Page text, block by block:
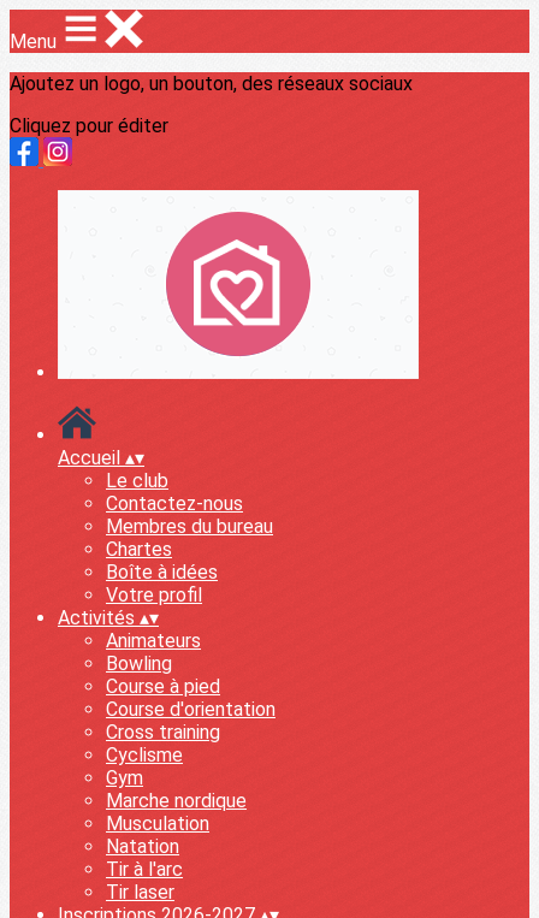
Menu
Ajoutez un logo, un bouton, des réseaux sociaux
Cliquez pour éditer
Accueil ▴▾
Le club
Contactez-nous
Membres du bureau
Chartes
Boîte à idées
Votre profil
Activités ▴▾
Animateurs
Bowling
Course à pied
Course d'orientation
Cross training
Cyclisme
Gym
Marche nordique
Musculation
Natation
Tir à l'arc
Tir laser